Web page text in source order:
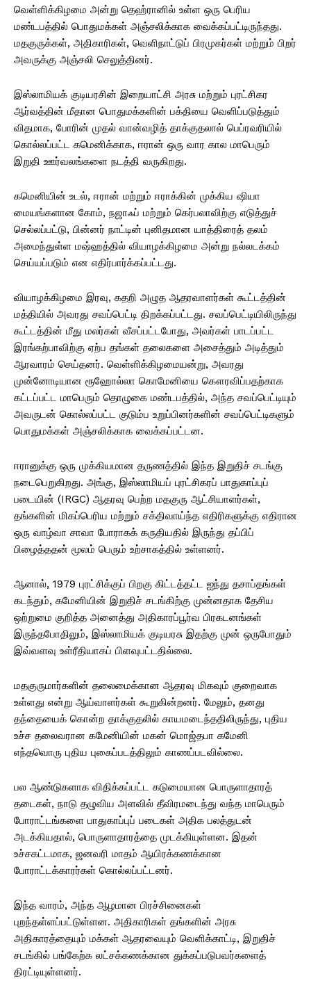
வெள்ளிக்கிழமை அன்று தெஹ்ரானில் உள்ள ஒரு பெரிய
மண்டபத்தில் பொதுமக்கள் அஞ்சலிக்காக வைக்கப்பட்டிருந்தது.
மதகுருக்கள், அதிகாரிகள், வெளிநாட்டுப் பிரமுகர்கள் மற்றும் பிறர்
அவருக்கு அஞ்சலி செலுத்தினர்.
இஸ்லாமியக் குடியரசின் இறையாட்சி அரசு மற்றும் புரட்சிகர
ஆர்வத்தின் மீதான பொதுமக்களின் பக்தியை வெளிப்படுத்தும்
விதமாக, போரின் முதல் வான்வழித் தாக்குதலால் பெப்ரவரியில்
கொல்லப்பட்ட கமெனிக்காக, ஈரான் ஒரு வார கால மாபெரும்
இறுதி ஊர்வலங்களை நடத்தி வருகிறது.
கமெனியின் உடல், ஈரான் மற்றும் ஈராக்கின் முக்கிய ஷியா
மையங்களான கோம், நஜாஃப் மற்றும் கெர்பலாவிற்கு எடுத்துச்
செல்லப்பட்டு, பின்னர் நாட்டின் புனிதமான யாத்திரைத் தலம்
அமைந்துள்ள மஷ்ஹத்தில் வியாழக்கிழமை அன்று நல்லடக்கம்
செய்யப்படும் என எதிர்பார்க்கப்பட்டது.
வியாழக்கிழமை இரவு, கதறி அழுத ஆதரவாளர்கள் கூட்டத்தின்
மத்தியில் அவரது சவப்பெட்டி திறக்கப்பட்டது. சவப்பெட்டியிலிருந்து
கூட்டத்தின் மீது மலர்கள் வீசப்பட்டபோது, ​​அவர்கள் பாடப்பட்ட
இரங்கற்பாவிற்கு ஏற்ப தங்கள் தலைகளை அசைத்தும் அடித்தும்
ஆரவாரம் செய்தனர். வெள்ளிக்கிழமையன்று, அவரது
முன்னோடியான ரூஹோல்லா கொமேனியை கௌரவிப்பதற்காக
கட்டப்பட்ட மாபெரும் தொழுகை மண்டபத்தில், அந்த சவப்பெட்டியும்
அவருடன் கொல்லப்பட்ட குடும்ப உறுப்பினர்களின் சவப்பெட்டிகளும்
பொதுமக்கள் அஞ்சலிக்காக வைக்கப்பட்டன.
ஈரானுக்கு ஒரு முக்கியமான தருணத்தில் இந்த இறுதிச் சடங்கு
நடைபெறுகிறது. அங்கு, இஸ்லாமியப் புரட்சிகரப் பாதுகாப்புப்
படையின் (IRGC) ஆதரவு பெற்ற மதகுரு ஆட்சியாளர்கள்,
தங்களின் மிகப்பெரிய மற்றும் சக்திவாய்ந்த எதிரிகளுக்கு எதிரான
ஒரு வாழ்வா சாவா போராகக் கருதியதில் இருந்து தப்பிப்
பிழைத்ததன் மூலம் பெரும் உற்சாகத்தில் உள்ளனர்.
ஆனால், 1979 புரட்சிக்குப் பிறகு கிட்டத்தட்ட ஐந்து தசாப்தங்கள்
கடந்தும், கமேனியின் இறுதிச் சடங்கிற்கு முன்னதாக தேசிய
ஒற்றுமை குறித்த அனைத்து அதிகாரப்பூர்வ பிரகடனங்கள்
இருந்தபோதிலும், இஸ்லாமியக் குடியரசு இதற்கு முன் ஒருபோதும்
இவ்வளவு உள்ரீதியாகப் பிளவுபட்டதில்லை.
மதகுருமார்களின் தலைமைக்கான ஆதரவு மிகவும் குறைவாக
உள்ளது என்று ஆய்வாளர்கள் கூறுகின்றனர். மேலும், தனது
தந்தையைக் கொன்ற தாக்குதலில் காயமடைந்ததிலிருந்து, புதிய
உச்ச தலைவரான கமேனியின் மகன் மொஜ்தபா கமேனி
எந்தவொரு புதிய புகைப்படத்திலும் காணப்படவில்லை.
பல ஆண்டுகளாக விதிக்கப்பட்ட கடுமையான பொருளாதாரத்
தடைகள், நாடு தழுவிய அளவில் தீவிரமடைந்து வந்த மாபெரும்
போராட்டங்களை பாதுகாப்புப் படைகள் அதிக பலத்துடன்
அடக்கியதால், பொருளாதாரத்தை முடக்கியுள்ளன. இதன்
உச்சகட்டமாக, ஜனவரி மாதம் ஆயிரக்கணக்கான
போராட்டக்காரர்கள் கொல்லப்பட்டனர்.
இந்த வாரம், அந்த ஆழமான பிரச்சினைகள்
புறந்தள்ளப்பட்டுள்ளன. அதிகாரிகள் தங்களின் அரசு
அதிகாரத்தையும் மக்கள் ஆதரவையும் வெளிக்காட்டி, இறுதிச்
சடங்கில் பங்கேற்க லட்சக்கணக்கான துக்கப்படுபவர்களைத்
திரட்டியுள்ளனர்.